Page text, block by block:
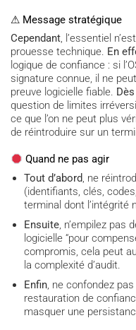
⚠ Message stratégique
Cependant, l’essentiel
prouesse technique. En
logique de confiance : si
signature connue, il ne
preuve logicielle fiable.
question de limites
ce que l’on ne peut plus
de réintroduire sur un
Quand ne pas agir
Tout d’abord, ne
(identifiants, clés,
terminal dont l’intégrité
Ensuite, n’empilez pas
logicielle “pour
compromis, cela peut
la complexité d’audit.
Enfin, ne confondez
restauration de
masquer une